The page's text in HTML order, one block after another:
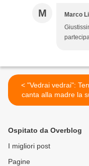
M Marco
< "Vedrai vedrai": Tenco
canta alla madre la
inadeguatezza
Ospitato da Overblog
I migliori post
Pagine